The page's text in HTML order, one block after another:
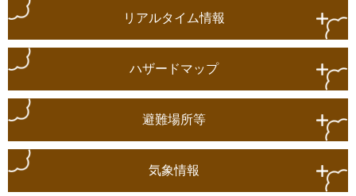
リアルタイム情報
ハザードマップ
避難場所等
気象情報